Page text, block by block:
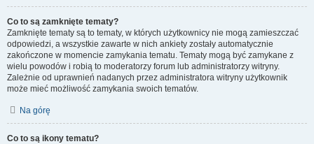
Co to są zamknięte tematy?
Zamknięte tematy są to tematy, w których użytkownicy nie mogą zamieszczać
odpowiedzi, a wszystkie zawarte w nich ankiety zostały automatycznie
zakończone w momencie zamykania tematu. Tematy mogą być zamykane z
wielu powodów i robią to moderatorzy forum lub administratorzy witryny.
Zależnie od uprawnień nadanych przez administratora witryny użytkownik
może mieć możliwość zamykania swoich tematów.
Na górę
Co to są ikony tematu?